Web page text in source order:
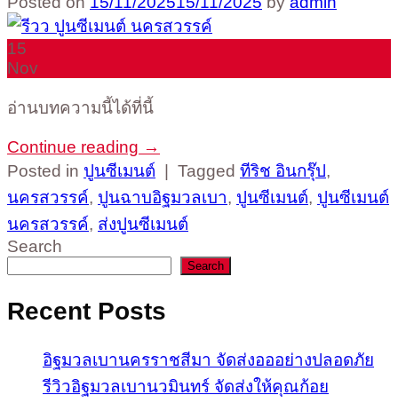
15
Nov
อ่านบทความนี้ได้ที่นี้
Continue reading →
Posted in ปูนซีเมนต์ Tagged ทีริช อินกรุ๊ป,
นครสวรรค์, ปูนฉาบอิฐมวลเบา, ปูนซีเมนต์, ปูนซีเมนต์
นครสวรรค์, ส่งปูนซีเมนต์
Search
Search
Recent Posts
อิฐมวลเบานครราชสีมา จัดส่งอออย่างปลอดภัย
รีวิวอิฐมวลเบานวมินทร์ จัดส่งให้คุณก้อย